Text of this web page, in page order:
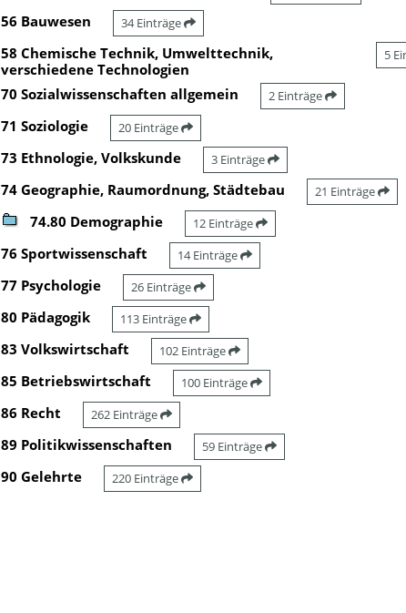
56 Bauwesen 34 Einträge
58 Chemische Technik, Umwelttechnik,
verschiedene Technologien
5
70 Sozialwissenschaften allgemein 2 Einträge
71 Soziologie 20 Einträge
73 Ethnologie, Volkskunde 3 Einträge
74 Geographie, Raumordnung, Städtebau 21 Einträge
74.80 Demographie 12 Einträge
76 Sportwissenschaft 14 Einträge
77 Psychologie 26 Einträge
80 Pädagogik 113 Einträge
83 Volkswirtschaft 102 Einträge
85 Betriebswirtschaft 100 Einträge
86 Recht 262 Einträge
89 Politikwissenschaften 59 Einträge
90 Gelehrte 220 Einträge